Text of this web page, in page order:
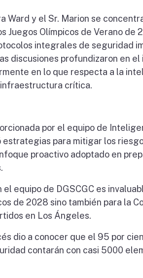
Ward y el Sr. Marion se
Juegos Olímpicos de Verano de
integrales de seguridad
discusiones profundizaron en
en lo que respecta a la
crítica.
por el equipo de
para mitigar los
proactivo adoptado en
equipo de DGSCGC es
de 2028 sino también para la
en Los Ángeles.
dio a conocer que el 95 por
contarán con casi 5000